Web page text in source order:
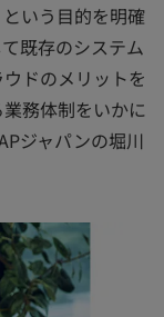
いう目的を明確
既存のシステム
ドのメリットを
務体制をいかに
ジャパンの堀川